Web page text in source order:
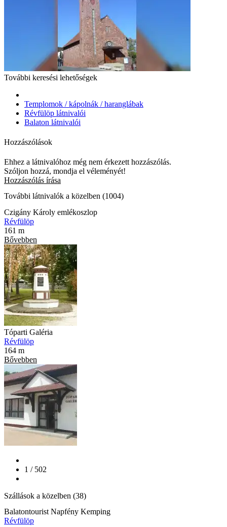
További keresési lehetőségek
Templomok / kápolnák / haranglábak
Révfülöp látnivalói
Balaton látnivalói
Hozzászólások
Ehhez a látnivalóhoz még nem érkezett hozzászólás.
Szóljon hozzá, mondja el véleményét!
Hozzászólás írása
További látnivalók a közelben (1004)
Czigány Károly emlékoszlop
Révfülöp
161 m
Bővebben
Tóparti Galéria
Révfülöp
164 m
Bővebben
1 / 502
Szállások a közelben (38)
Balatontourist Napfény Kemping
Révfülöp